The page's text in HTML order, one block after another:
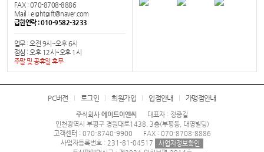
FAX : 070-8708-8886
Mail : eightgift@naver.com
급한연락 : 010-9582-3233
업무 : 오전 9시~오후 6시
점심 : 오후 12시~오후 1시
주말 및 공휴일 휴무
PC버전 로그인 회원가입 입점안내 가맹점안내
주식회사 에이트이엔씨
대표자 : 정종길
인천광역시 부평구 경원대로1438, 3층(부평동, 대영빌딩)
고객센터 : 070-8740-9900
FAX : 070-8708-8886
사업자등록번호 : 231-81-04517
사업자정보확인